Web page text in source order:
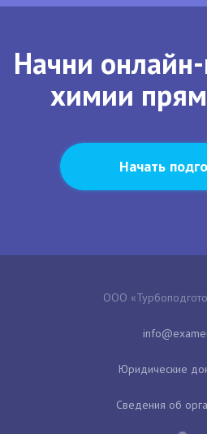
Начни
химии
Начать
ООО
Юридические
Сведения об